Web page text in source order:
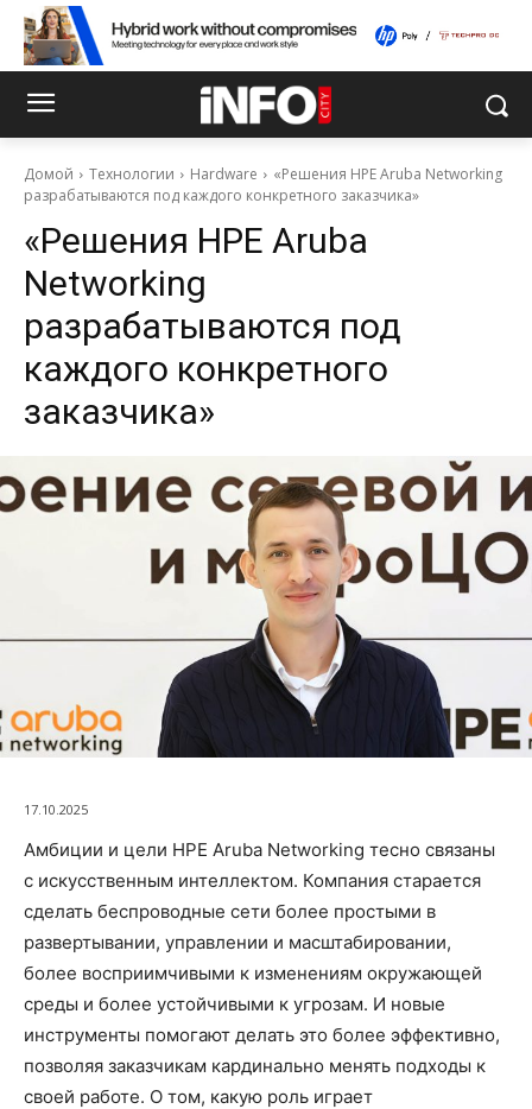
Домой Технологии Hardware
«Решения HPE Aruba Networking
разрабатываются под каждого конкретного заказчика»
«Решения HPE Aruba
Networking
разрабатываются под
каждого конкретного
заказчика»
17.10.2025
Амбиции и цели HPE Aruba Networking тесно связаны
с искусственным интеллектом. Компания старается
сделать беспроводные сети более простыми в
развертывании, управлении и масштабировании,
более восприимчивыми к изменениям окружающей
среды и более устойчивыми к угрозам. И новые
инструменты помогают делать это более эффективно,
позволяя заказчикам кардинально менять подходы к
своей работе. О том, какую роль играет